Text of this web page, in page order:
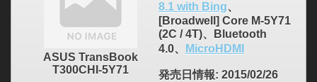
ASUS TransBook
T300CHI-5Y71
8.1 with Bing、
[Broadwell] Core M-5Y71
(2C / 4T)、Bluetooth
4.0、
MicroHDMI
発売日情報: 2015/02/26